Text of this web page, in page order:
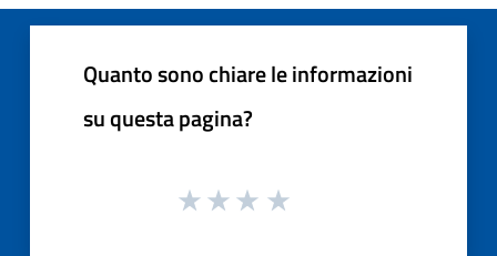
Quanto sono chiare le informazioni
su questa pagina?